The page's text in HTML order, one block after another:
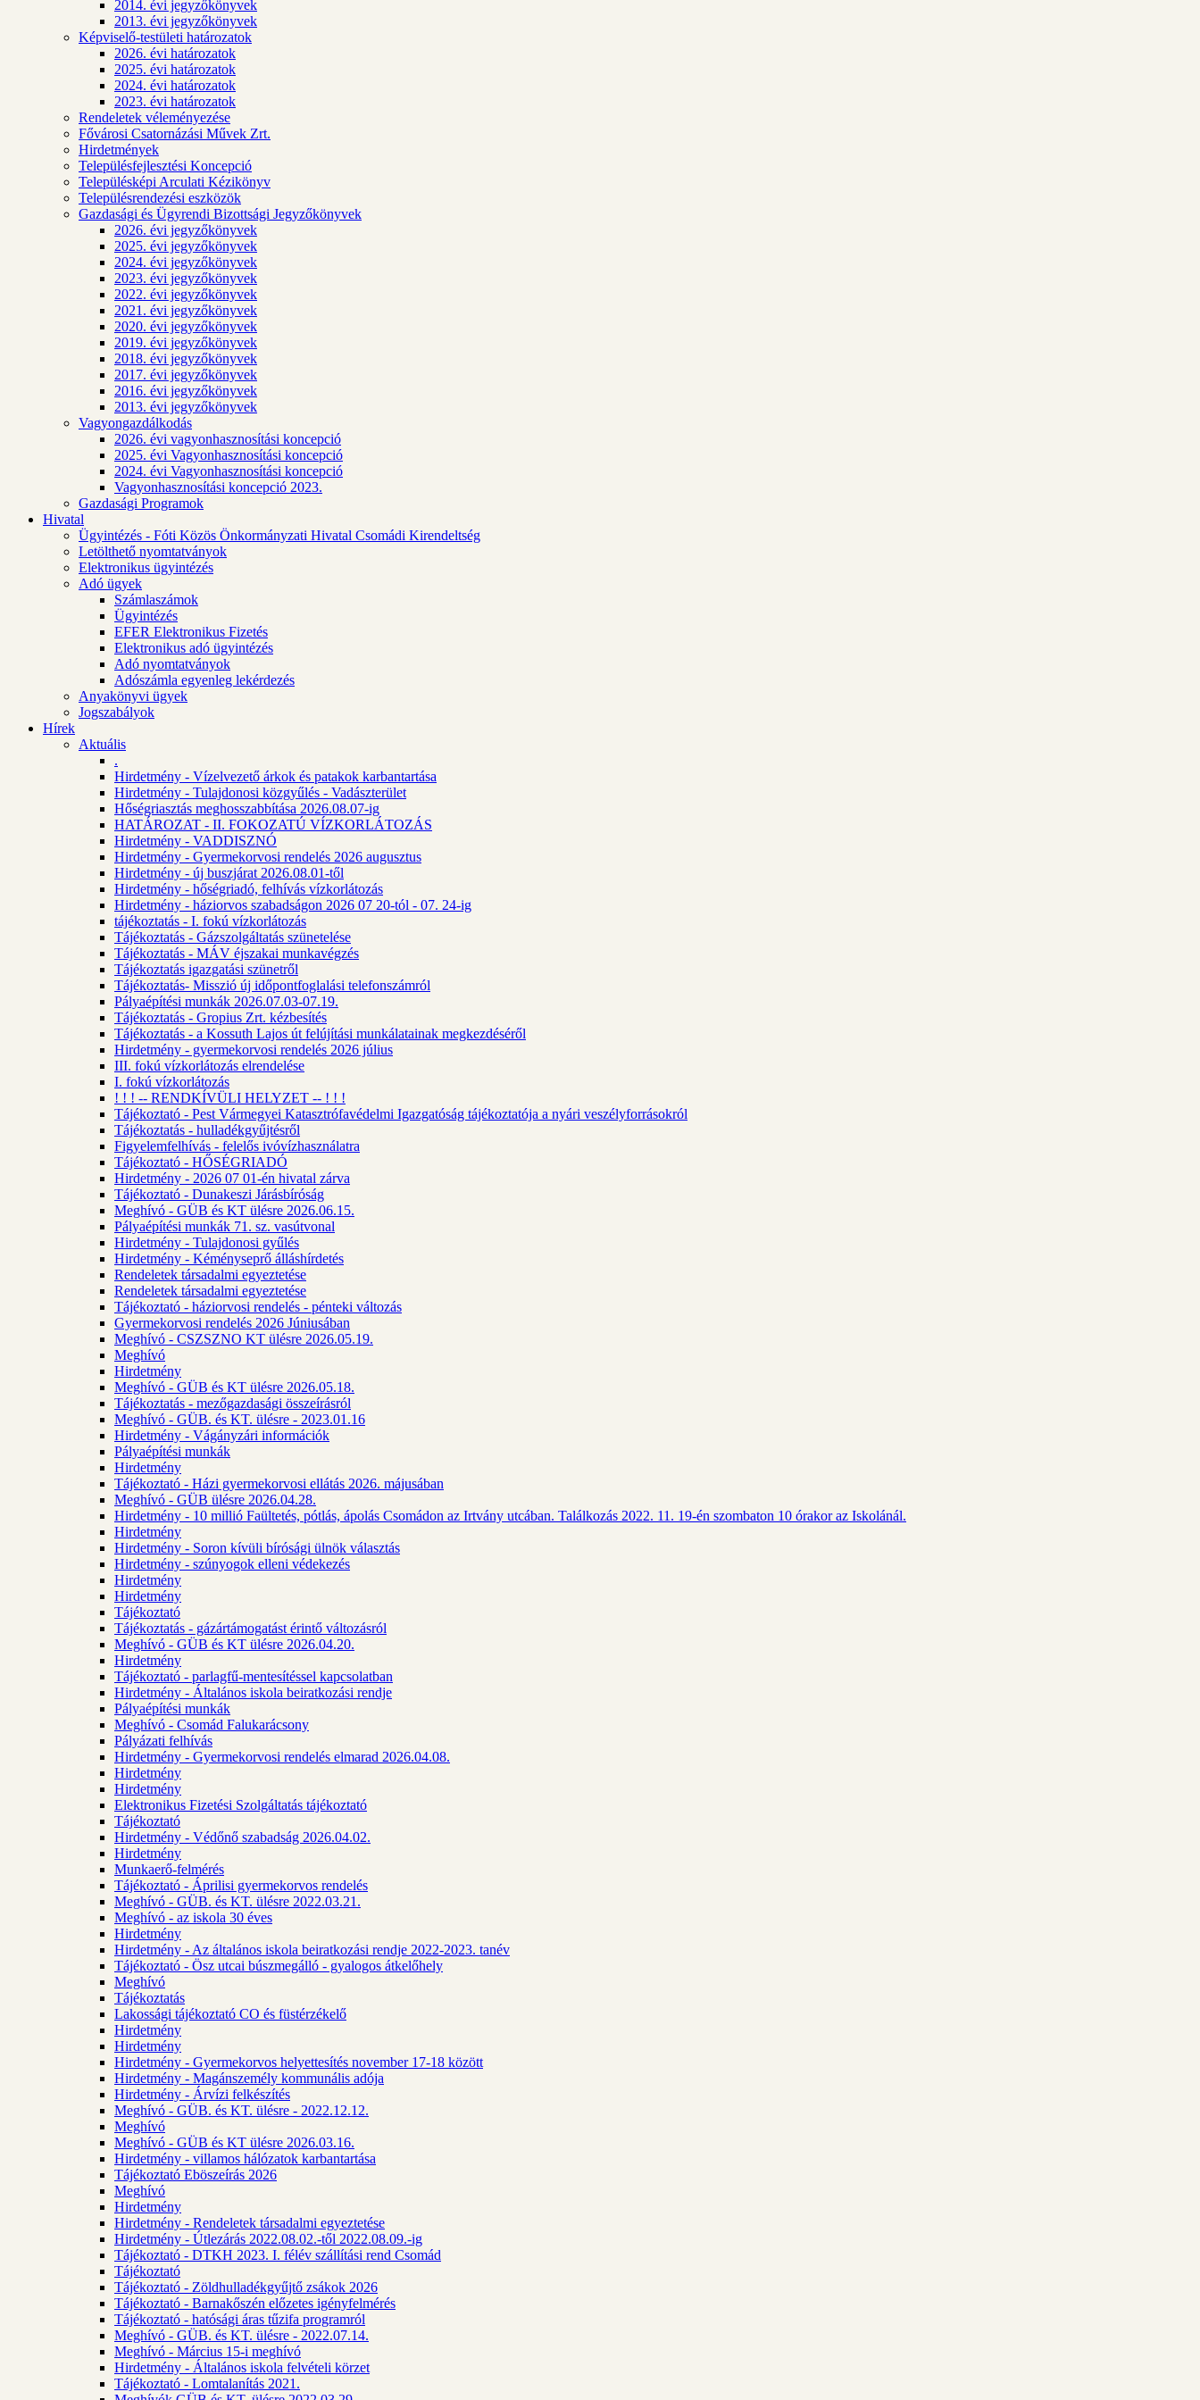
2014. évi jegyzőkönyvek
2013. évi jegyzőkönyvek
Képviselő-testületi határozatok
2026. évi határozatok
2025. évi határozatok
2024. évi határozatok
2023. évi határozatok
Rendeletek véleményezése
Fővárosi Csatornázási Művek Zrt.
Hirdetmények
Településfejlesztési Koncepció
Településképi Arculati Kézikönyv
Településrendezési eszközök
Gazdasági és Ügyrendi Bizottsági Jegyzőkönyvek
2026. évi jegyzőkönyvek
2025. évi jegyzőkönyvek
2024. évi jegyzőkönyvek
2023. évi jegyzőkönyvek
2022. évi jegyzőkönyvek
2021. évi jegyzőkönyvek
2020. évi jegyzőkönyvek
2019. évi jegyzőkönyvek
2018. évi jegyzőkönyvek
2017. évi jegyzőkönyvek
2016. évi jegyzőkönyvek
2013. évi jegyzőkönyvek
Vagyongazdálkodás
2026. évi vagyonhasznosítási koncepció
2025. évi Vagyonhasznosítási koncepció
2024. évi Vagyonhasznosítási koncepció
Vagyonhasznosítási koncepció 2023.
Gazdasági Programok
Hivatal
Ügyintézés - Fóti Közös Önkormányzati Hivatal Csomádi Kirendeltség
Letölthető nyomtatványok
Elektronikus ügyintézés
Adó ügyek
Számlaszámok
Ügyintézés
EFER Elektronikus Fizetés
Elektronikus adó ügyintézés
Adó nyomtatványok
Adószámla egyenleg lekérdezés
Anyakönyvi ügyek
Jogszabályok
Hírek
Aktuális
.
Hirdetmény - Vízelvezető árkok és patakok karbantartása
Hirdetmény - Tulajdonosi közgyűlés - Vadászterület
Hőségriasztás meghosszabbítása 2026.08.07-ig
HATÁROZAT - II. FOKOZATÚ VÍZKORLÁTOZÁS
Hirdetmény - VADDISZNÓ
Hirdetmény - Gyermekorvosi rendelés 2026 augusztus
Hirdetmény - új buszjárat 2026.08.01-től
Hirdetmény - hőségriadó, felhívás vízkorlátozás
Hirdetmény - háziorvos szabadságon 2026 07 20-tól - 07. 24-ig
tájékoztatás - I. fokú vízkorlátozás
Tájékoztatás - Gázszolgáltatás szünetelése
Tájékoztatás - MÁV éjszakai munkavégzés
Tájékoztatás igazgatási szünetről
Tájékoztatás- Misszió új időpontfoglalási telefonszámról
Pályaépítési munkák 2026.07.03-07.19.
Tájékoztatás - Gropius Zrt. kézbesítés
Tájékoztatás - a Kossuth Lajos út felújítási munkálatainak megkezdéséről
Hirdetmény - gyermekorvosi rendelés 2026 július
III. fokú vízkorlátozás elrendelése
I. fokú vízkorlátozás
! ! ! -- RENDKÍVÜLI HELYZET -- ! ! !
Tájékoztató - Pest Vármegyei Katasztrófavédelmi Igazgatóság tájékoztatója a nyári veszélyforrásokról
Tájékoztatás - hulladékgyűjtésről
Figyelemfelhívás - felelős ivóvízhasználatra
Tájékoztató - HŐSÉGRIADÓ
Hirdetmény - 2026 07 01-én hivatal zárva
Tájékoztató - Dunakeszi Járásbíróság
Meghívó - GÜB és KT ülésre 2026.06.15.
Pályaépítési munkák 71. sz. vasútvonal
Hirdetmény - Tulajdonosi gyűlés
Hirdetmény - Kéményseprő álláshírdetés
Rendeletek társadalmi egyeztetése
Rendeletek társadalmi egyeztetése
Tájékoztató - háziorvosi rendelés - pénteki változás
Gyermekorvosi rendelés 2026 Júniusában
Meghívó - CSZSZNO KT ülésre 2026.05.19.
Meghívó
Hirdetmény
Meghívó - GÜB és KT ülésre 2026.05.18.
Tájékoztatás - mezőgazdasági összeírásról
Meghívó - GÜB. és KT. ülésre - 2023.01.16
Hirdetmény - Vágányzári információk
Pályaépítési munkák
Hirdetmény
Tájékoztató - Házi gyermekorvosi ellátás 2026. májusában
Meghívó - GÜB ülésre 2026.04.28.
Hirdetmény - 10 millió Faültetés, pótlás, ápolás Csomádon az Irtvány utcában. Találkozás 2022. 11. 19-én szombaton 10 órakor az Iskolánál.
Hirdetmény
Hirdetmény - Soron kívüli bírósági ülnök választás
Hirdetmény - szúnyogok elleni védekezés
Hirdetmény
Hirdetmény
Tájékoztató
Tájékoztatás - gázártámogatást érintő változásról
Meghívó - GÜB és KT ülésre 2026.04.20.
Hirdetmény
Tájékoztató - parlagfű-mentesítéssel kapcsolatban
Hirdetmény - Általános iskola beiratkozási rendje
Pályaépítési munkák
Meghívó - Csomád Falukarácsony
Pályázati felhívás
Hirdetmény - Gyermekorvosi rendelés elmarad 2026.04.08.
Hirdetmény
Hirdetmény
Elektronikus Fizetési Szolgáltatás tájékoztató
Tájékoztató
Hirdetmény - Védőnő szabadság 2026.04.02.
Hirdetmény
Munkaerő-felmérés
Tájékoztató - Áprilisi gyermekorvos rendelés
Meghívó - GÜB. és KT. ülésre 2022.03.21.
Meghívó - az iskola 30 éves
Hirdetmény
Hirdetmény - Az általános iskola beiratkozási rendje 2022-2023. tanév
Tájékoztató - Ösz utcai búszmegálló - gyalogos átkelőhely
Meghívó
Tájékoztatás
Lakossági tájékoztató CO és füstérzékelő
Hirdetmény
Hirdetmény
Hirdetmény - Gyermekorvos helyettesítés november 17-18 között
Hirdetmény - Magánszemély kommunális adója
Hirdetmény - Árvízi felkészítés
Meghívó - GÜB. és KT. ülésre - 2022.12.12.
Meghívó
Meghívó - GÜB és KT ülésre 2026.03.16.
Hirdetmény - villamos hálózatok karbantartása
Tájékoztató Eböszeírás 2026
Meghívó
Hirdetmény
Hirdetmény - Rendeletek társadalmi egyeztetése
Hirdetmény - Útlezárás 2022.08.02.-től 2022.08.09.-ig
Tájékoztató - DTKH 2023. I. félév szállítási rend Csomád
Tájékoztató
Tájékoztató - Zöldhulladékgyűjtő zsákok 2026
Tájékoztató - Barnakőszén előzetes igényfelmérés
Tájékoztató - hatósági áras tűzifa programról
Meghívó - GÜB. és KT. ülésre - 2022.07.14.
Meghívó - Március 15-i meghívó
Hirdetmény - Általános iskola felvételi körzet
Tájékoztató - Lomtalanítás 2021.